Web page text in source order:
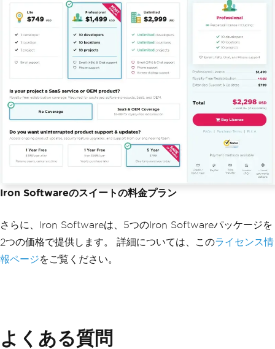
Iron Softwareのスイートの料金プラン
さらに、Iron Softwareは、5つのIron Softwareパッケージを
2つの価格で提供します。 詳細については、このライセンス情
報ページをご覧ください。
よくある質問